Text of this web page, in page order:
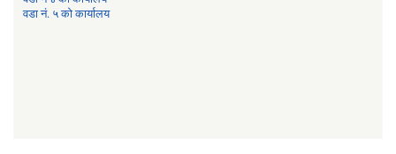
वडा नं. ५ को कार्यालय